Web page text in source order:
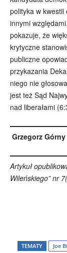
polityka w
innymi
pokazuje, że
krytyczne
publiczne
przykazania
niego nie
jest też Sąd
nad liberałami
Grzegorz Górny
Artykuł
Wileńskiego” nr
TEMATY Joe